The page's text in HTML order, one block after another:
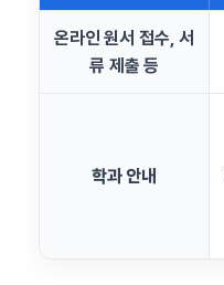
온라인 원서 접수, 서
류 제출 등
학과 안내